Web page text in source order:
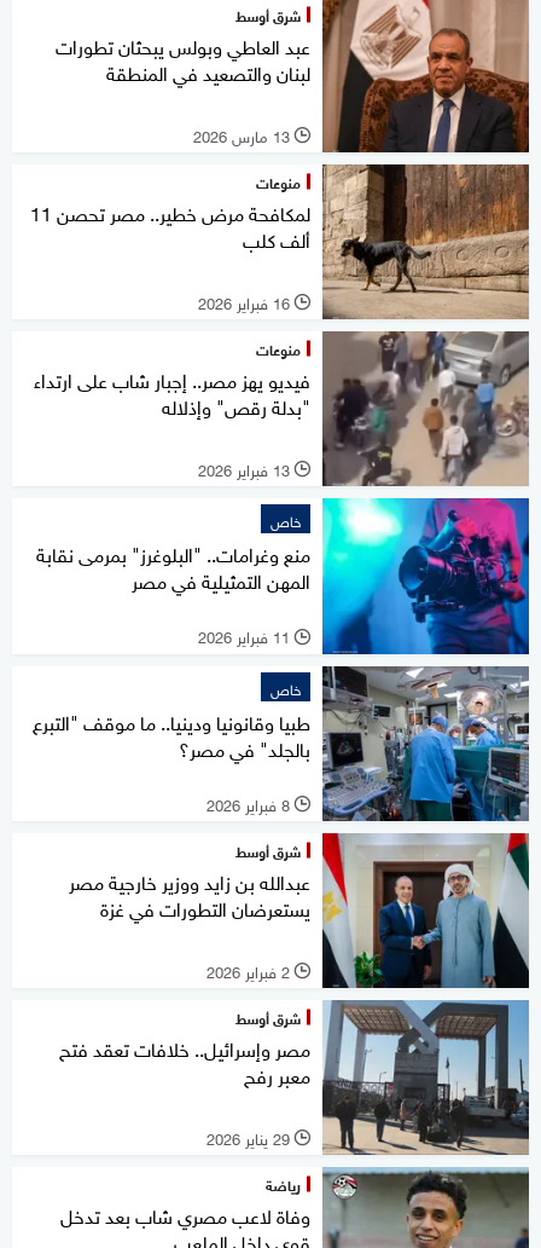
شرق أوسط
عبد العاطي وبولس يبحثان تطورات
لبنان والتصعيد في المنطقة
l 13 مارس 2026
منوعات
لمكافحة مرض خطير.. مصر تحصن 11
ألف كلب
l 16 فبراير 2026
منوعات
فيديو يهز مصر.. إجبار شاب على ارتداء
"بدلة رقص" وإذلاله
l 13 فبراير 2026
خاص
منع وغرامات.. "البلوغرز" بمرمى نقابة
المهن التمثيلية في مصر
l 11 فبراير 2026
خاص
طبيا وقانونيا ودينيا.. ما موقف "التبرع
بالجلد" في مصر؟
l 8 فبراير 2026
شرق أوسط
عبدالله بن زايد ووزير خارجية مصر
يستعرضان التطورات في غزة
l 2 فبراير 2026
شرق أوسط
مصر وإسرائيل.. خلافات تعقد فتح
معبر رفح
l 29 يناير 2026
رياضة
وفاة لاعب مصري شاب بعد تدخل
قوي داخل الملعب